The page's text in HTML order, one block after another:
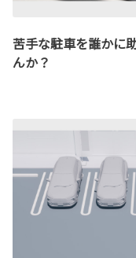
苦手な駐車を誰かに
んか？